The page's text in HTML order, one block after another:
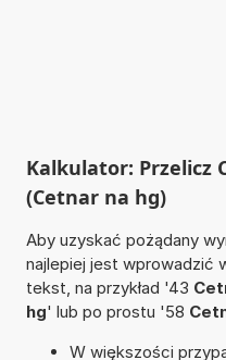
Kalkulator: Przelicz
(Cetnar na hg)
Aby uzyskać pożądany
najlepiej jest wprowadzić
tekst, na przykład '43
hg' lub po prostu '58
W większości